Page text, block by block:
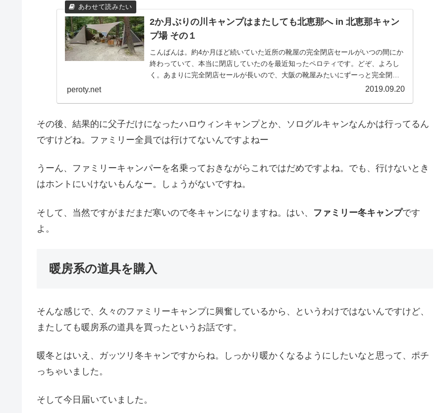
2か月ぶりの川キャンプはまたしても北恵那へ in 北恵那キャン
プ場 その１
こんばんは。約4か月ほど続いていた近所の靴屋の完全閉店セールがいつの間にか
終わっていて、本当に閉店していたのを最近知ったペロティです。どぞ、よろし
く。あまりに完全閉店セールが長いので、大阪の靴屋みたいにずーっと完全閉店
peroty.net 2019.09.20
その後、結果的に父子だけになったハロウィンキャンプとか、ソログルキャンなんかは行ってるん
ですけどね。ファミリー全員では行けてないんですよねー
うーん、ファミリーキャンパーを名乗っておきながらこれではだめですよね。でも、行けないとき
はホントにいけないもんなー。しょうがないですね。
そして、当然ですがまだまだ寒いので冬キャンになりますね。はい、 ファミリー冬キャンプです
よ。
暖房系の道具を購入
そんな感じで、久々のファミリーキャンプに興奮しているから、というわけではないんですけど、
またしても暖房系の道具を買ったというお話です。
暖冬とはいえ、ガッツリ冬キャンですからね。しっかり暖かくなるようにしたいなと思って、ポチ
っちゃいました。
そして今日届いていました。